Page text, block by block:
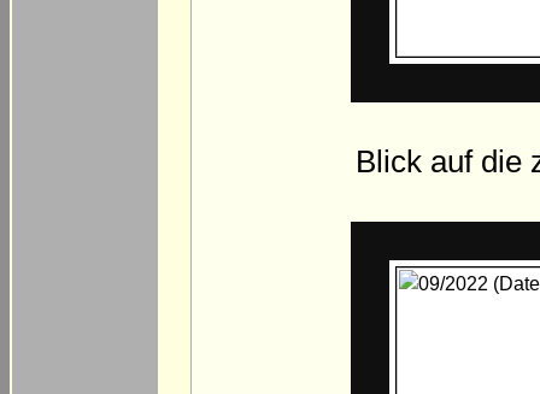
Blick auf die